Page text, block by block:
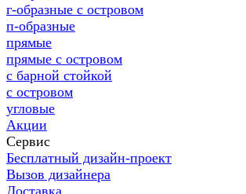
г-образные с островом
п-образные
прямые
прямые с островом
с барной стойкой
с островом
угловые
Акции
Сервис
Бесплатный дизайн-проект
Вызов дизайнера
Доставка